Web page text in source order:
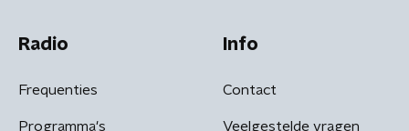
Radio
Frequenties
Programma's
Info
Contact
Veelgestelde vragen